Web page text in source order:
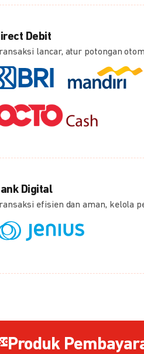
Debit
lancar, atur potongan
Digital
efisien dan aman, kelola
Produk